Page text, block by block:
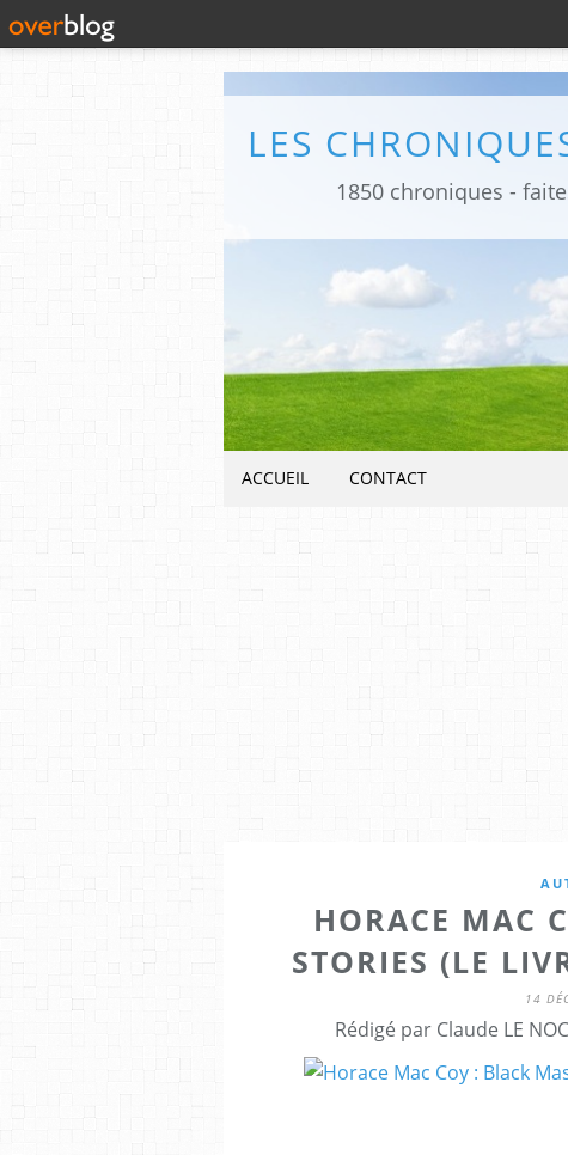
1850 chroniques -
ACCUEIL CONTACT
HORACE MAC
STORIES (LE
14
Rédigé par Claude LE